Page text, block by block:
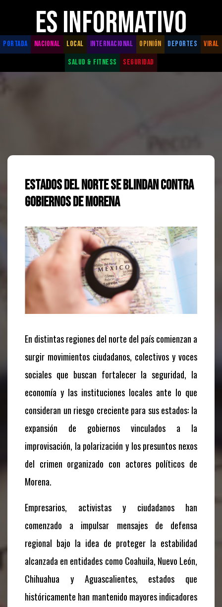
ES INFORMATIVO
PORTADA NACIONAL LOCAL INTERNACIONAL OPINIÓN DEPORTES
VIRAL
SALUD & FITNESS
SEGURIDAD
Estados del Norte se blindan contra
gobiernos de Morena
En distintas regiones del norte del país comienzan a
surgir movimientos ciudadanos, colectivos y voces
sociales que buscan fortalecer la seguridad, la
economía y las instituciones locales ante lo que
consideran un riesgo creciente para sus estados: la
expansión de gobiernos vinculados a la
improvisación, la polarización y los presuntos nexos
del crimen organizado con actores políticos de
Morena.
Empresarios, activistas y ciudadanos han
comenzado a impulsar mensajes de defensa
regional bajo la idea de proteger la estabilidad
alcanzada en entidades como Coahuila, Nuevo León,
Chihuahua y Aguascalientes, estados que
históricamente han mantenido mayores indicadores